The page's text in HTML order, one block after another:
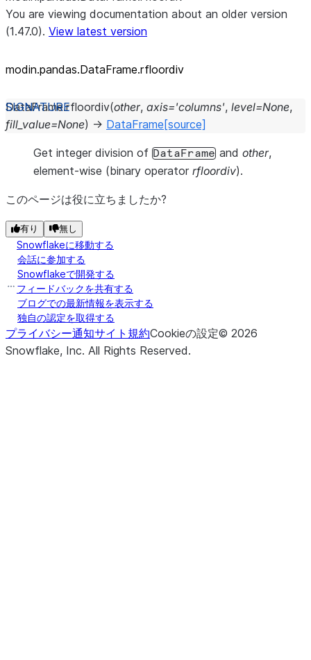
You are viewing documentation about an older version
(1.47.0). View latest version
modin.pandas.DataFrame.rfloordiv
DataFrame.rfloordiv(other, axis='columns', level=None,
fill_value=None) → DataFrame [source]
Get integer division of DataFrame and other,
element-wise (binary operator rfloordiv).
このページは役に立ちましたか?
有り 無し
Snowflakeに移動する
会話に参加する
Snowflakeで開発する
フィードバックを共有する
ブログでの最新情報を表示する
独自の認定を取得する
プライバシー通知サイト規約Cookieの設定© 2026
Snowflake, Inc. All Rights Reserved.